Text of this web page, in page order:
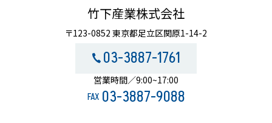
竹下産業株式会社
〒123-0852 東京都足立区関原1-14-2
03-3887-1761
営業時間／9:00~17:00
FAX 03-3887-9088